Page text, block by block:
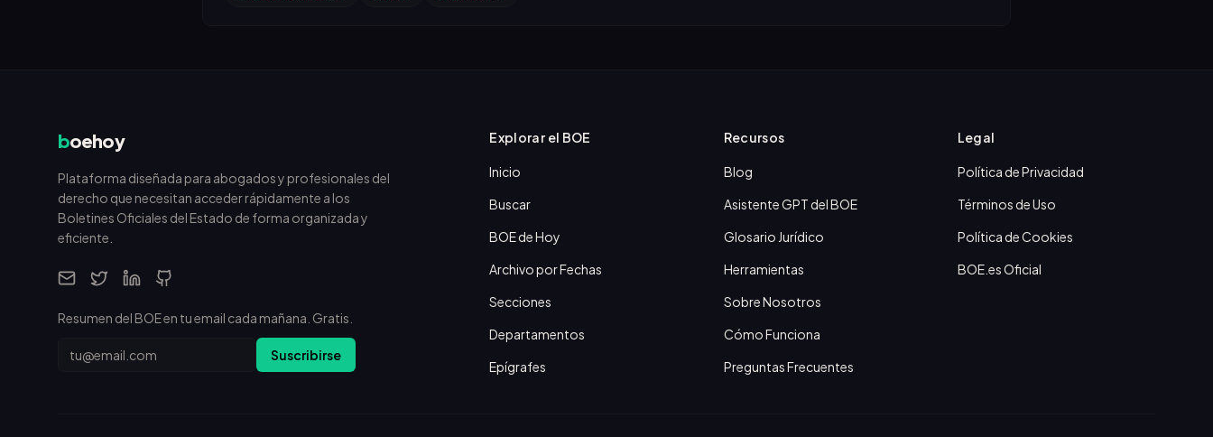
boehoy
Plataforma diseñada para abogados y profesionales del
derecho que necesitan acceder rápidamente a los
Boletines Oficiales del Estado de forma organizada y
eficiente.
Resumen del BOE en tu email cada mañana. Gratis.
Email Suscribirse
Explorar el BOE
Inicio
Buscar
BOE de Hoy
Archivo por Fechas
Secciones
Departamentos
Epígrafes
Recursos
Blog
Asistente GPT del BOE
Glosario Jurídico
Herramientas
Sobre Nosotros
Cómo Funciona
Preguntas Frecuentes
Legal
Política de Privacidad
Términos de Uso
Política de Cookies
BOE.es Oficial